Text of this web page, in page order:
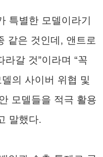
특별한 모델이라기
같은 것인데, 앤트로
갈 것”이라며 “꼭
의 사이버 위협 및
모델들을 적극 활용
말했다.